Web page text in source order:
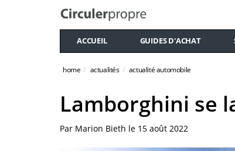
ACCUEIL GUIDES D'ACHAT
home actualités actualité automobile
Lamborghini se
Par Marion Bieth le 15 août 2022